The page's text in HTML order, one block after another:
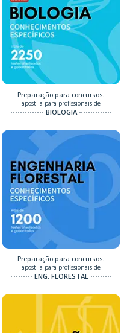
Preparação para concursos:
apostila para profissionais de
BIOLOGIA
Preparação para concursos:
apostila para profissionais de
ENG. FLORESTAL